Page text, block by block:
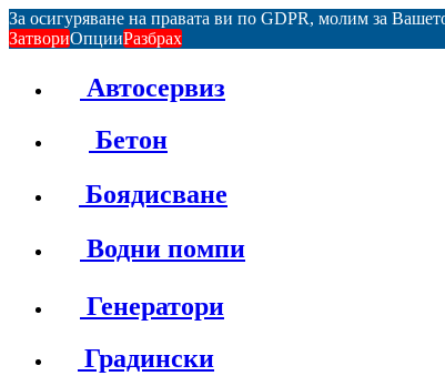
За осигуряване на правата ви по GDPR, молим за
ЗатвориОпцииРазбрах
Автосервиз
Бетон
Боядисване
Водни помпи
Генератори
Градински